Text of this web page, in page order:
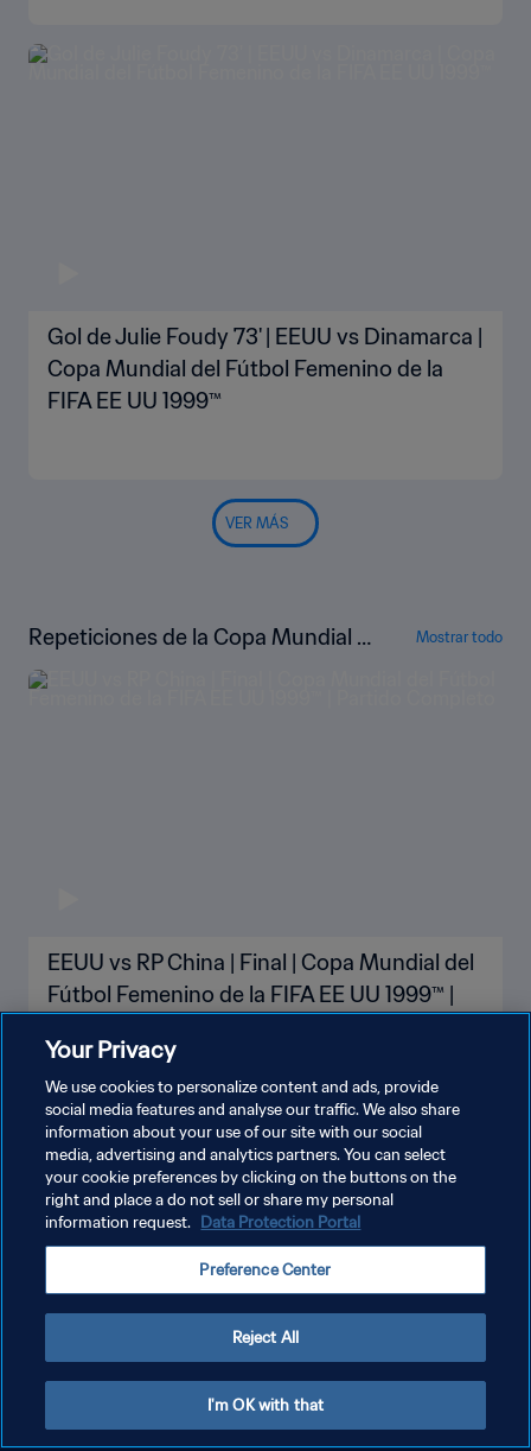
Gol de Julie Foudy 73' | EEUU vs Dinamarca |
Copa Mundial del Fútbol Femenino de la
FIFA EE UU 1999™
VER MÁS
Repeticiones de la Copa Mundial F
emenina de la FIFA Estados Unidos
1999™
Mostrar todo
EEUU vs RP China | Final | Copa Mundial del
Fútbol Femenino de la FIFA EE UU 1999™ |
POLÍTICA DE PRIVACIDAD
TÉRMINOS DE SERVICIO
AJUSTAR LA CONFIGURACIÓN DE LAS COOKIES
Your Privacy
We use cookies to personalize content and ads, provide
social media features and analyse our traffic. We also share
information about your use of our site with our social
media, advertising and analytics partners. You can select
your cookie preferences by clicking on the buttons on the
right and place a do not sell or share my personal
information request. Data Protection Portal
Preference Center
Reject All
I'm OK with that